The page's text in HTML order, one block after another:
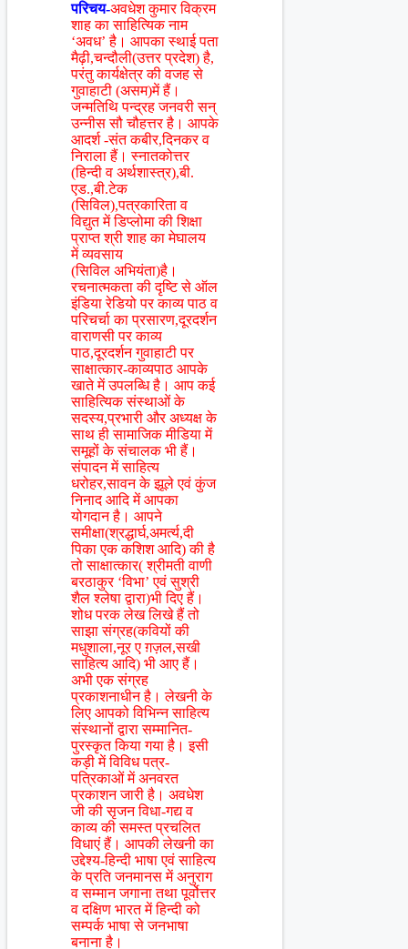
परिचय-अवधेश कुमार विक्रम
शाह का साहित्यिक नाम
‘अवध’ है। आपका स्थाई पता
मैढ़ी,चन्दौली(उत्तर प्रदेश) है,
परंतु कार्यक्षेत्र की वजह से
गुवाहाटी (असम)में हैं।
जन्मतिथि पन्द्रह जनवरी सन्
उन्नीस सौ चौहत्तर है। आपके
आदर्श -संत कबीर,दिनकर व
निराला हैं। स्नातकोत्तर
(हिन्दी व अर्थशास्त्र),बी.
एड.,बी.टेक
(सिविल),पत्रकारिता व
विद्युत में डिप्लोमा की शिक्षा
प्राप्त श्री शाह का मेघालय
में व्यवसाय
(सिविल अभियंता)है।
रचनात्मकता की दृष्टि से ऑल
इंडिया रेडियो पर काव्य पाठ व
परिचर्चा का प्रसारण,दूरदर्शन
वाराणसी पर काव्य
पाठ,दूरदर्शन गुवाहाटी पर
साक्षात्कार-काव्यपाठ आपके
खाते में उपलब्धि है। आप कई
साहित्यिक संस्थाओं के
सदस्य,प्रभारी और अध्यक्ष के
साथ ही सामाजिक मीडिया में
समूहों के संचालक भी हैं।
संपादन में साहित्य
धरोहर,सावन के झूले एवं कुंज
निनाद आदि में आपका
योगदान है। आपने
समीक्षा(श्रद्धार्घ,अमर्त्य,दी
पिका एक कशिश आदि) की है
तो साक्षात्कार( श्रीमती वाणी
बरठाकुर ‘विभा’ एवं सुश्री
शैल श्लेषा द्वारा)भी दिए हैं।
शोध परक लेख लिखे हैं तो
साझा संग्रह(कवियों की
मधुशाला,नूर ए ग़ज़ल,सखी
साहित्य आदि) भी आए हैं।
अभी एक संग्रह
प्रकाशनाधीन है। लेखनी के
लिए आपको विभिन्न साहित्य
संस्थानों द्वारा सम्मानित-
पुरस्कृत किया गया है। इसी
कड़ी में विविध पत्र-
पत्रिकाओं में अनवरत
प्रकाशन जारी है। अवधेश
जी की सृजन विधा-गद्य व
काव्य की समस्त प्रचलित
विधाएं हैं। आपकी लेखनी का
उद्देश्य-हिन्दी भाषा एवं साहित्य
के प्रति जनमानस में अनुराग
व सम्मान जगाना तथा पूर्वोत्तर
व दक्षिण भारत में हिन्दी को
सम्पर्क भाषा से जनभाषा
बनाना है।